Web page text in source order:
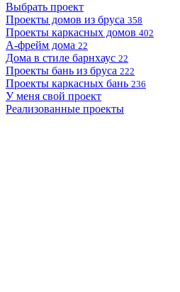
Выбрать проект
Проекты домов из бруса 358
Проекты каркасных домов 402
А-фрейм дома 22
Дома в стиле барнхаус 22
Проекты бань из бруса 222
Проекты каркасных бань 236
У меня свой проект
Реализованные проекты